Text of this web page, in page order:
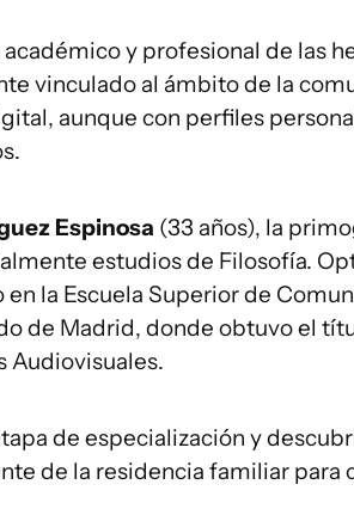
y profesional de las
vinculado al ámbito de la
aunque con perfiles
Espinosa (33 años), la
estudios de Filosofía.
la Escuela Superior de
de Madrid, donde obtuvo el
Audiovisuales.
de especialización y
de la residencia familiar para